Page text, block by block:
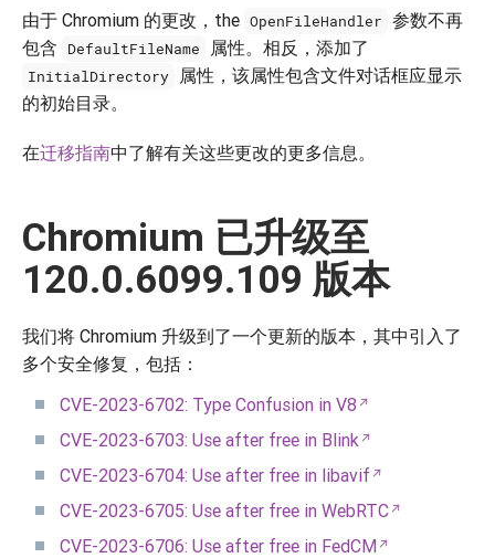
由于 Chromium 的更改，the OpenFileHandler 参数不再
包含
DefaultFileName 属性。相反，添加了
InitialDirectory
属性，该属性包含文件对话框应显示
的初始目录。
在迁移指南中了解有关这些更改的更多信息。
Chromium 已升级至
120.0.6099.109 版本
我们将 Chromium 升级到了一个更新的版本，其中引入了
多个安全修复，包括：
CVE-2023-6702: Type Confusion in V8
CVE-2023-6703: Use after free in Blink
CVE-2023-6704: Use after free in libavif
CVE-2023-6705: Use after free in WebRTC
CVE-2023-6706: Use after free in FedCM